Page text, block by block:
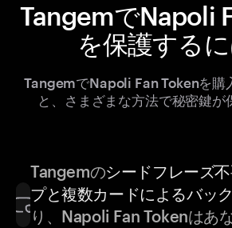
TangemでNapoli
を保護するに
TangemでNapoli Fan Tokenを購
と、さまざまな方法で秘密鍵が
Tangemのシードフレーズ
プと複数カードによるバッ
り、Napoli Fan Tokenはあ